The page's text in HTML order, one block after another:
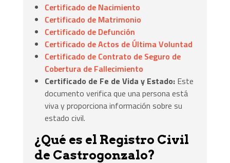
Certificado de Nacimiento
Certificado de Matrimonio
Certificado de Defunción
Certificado de Actos de Última Voluntad
Certificado de Contrato de Seguro de
Cobertura de Fallecimiento
Certificado de Fe de Vida y Estado: Este
documento verifica que una persona está
viva y proporciona información sobre su
estado civil.
¿Qué es el Registro Civil
de Castrogonzalo?